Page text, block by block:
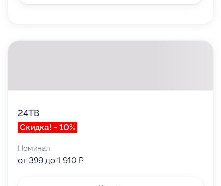
24ТВ
Скидка! - 10%
Номинал
от 399 до 1 910 ₽